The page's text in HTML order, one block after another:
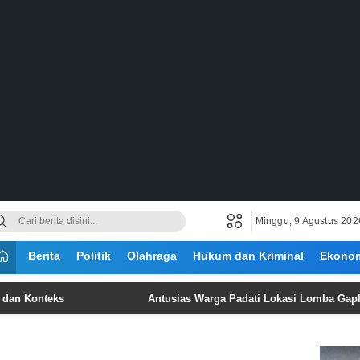
Minggu, 9 Agustus
Berita Politik Olahraga Hukum dan Kriminal
Antusias Warga Padati Lokasi Lomba Gaple Oleh